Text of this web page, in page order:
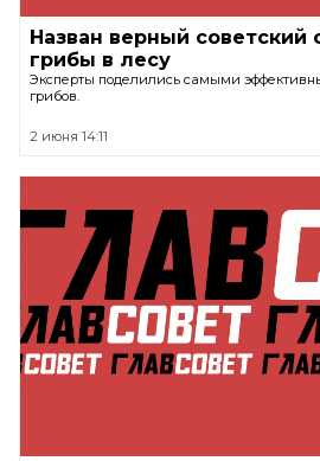
Назван верный советский
грибы в лесу
Эксперты поделились самыми
грибов.
2 июня 14:11